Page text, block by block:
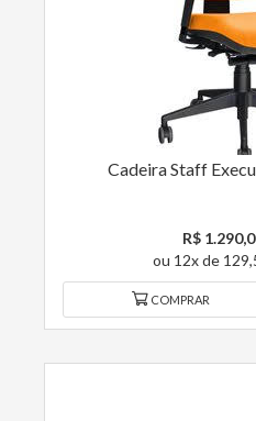
Cadeira Staff
R$
ou 12x de
COMPRAR